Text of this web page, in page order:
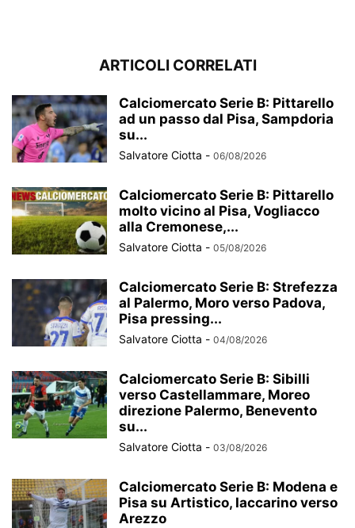
ARTICOLI CORRELATI
Calciomercato Serie B: Pittarello
ad un passo dal Pisa, Sampdoria
su...
Salvatore Ciotta - 06/08/2026
Calciomercato Serie B: Pittarello
molto vicino al Pisa, Vogliacco
alla Cremonese,...
Salvatore Ciotta - 05/08/2026
Calciomercato Serie B: Strefezza
al Palermo, Moro verso Padova,
Pisa pressing...
Salvatore Ciotta - 04/08/2026
Calciomercato Serie B: Sibilli
verso Castellammare, Moreo
direzione Palermo, Benevento
su...
Salvatore Ciotta - 03/08/2026
Calciomercato Serie B: Modena e
Pisa su Artistico, Iaccarino verso
Arezzo